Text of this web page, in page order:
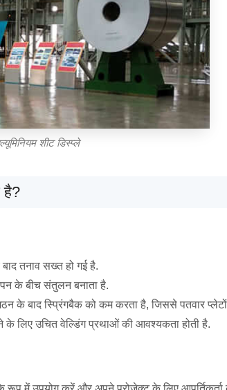
शीट डिस्प्ले
है?
तनाव सख्त हो गई है.
के बीच संतुलन बनाता है.
के बाद स्प्रिंगबैक को कम करता है, जिससे पतवार
के लिए उचित वेल्डिंग प्रथाओं की आवश्यकता होती है.